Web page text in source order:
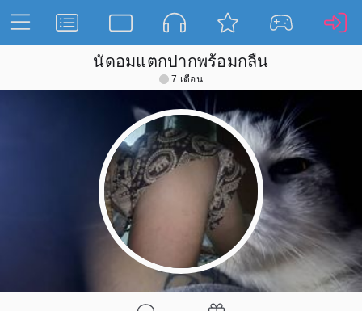
นัดอมแตกปากพร้อมกลืน
7 เดือน